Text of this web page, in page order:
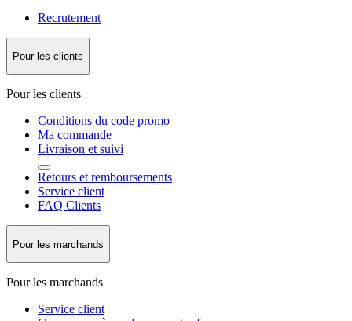
Recrutement
Pour les clients
Pour les clients
Conditions du code promo
Ma commande
Livraison et suivi
Retours et remboursements
Service client
FAQ Clients
Pour les marchands
Pour les marchands
Service client